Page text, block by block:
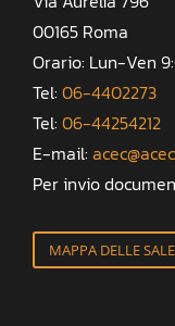
00165 Roma
Orario: Lun-Ven
Tel: 06-4402273
Tel: 06-44254212
E-mail:
Per invio
MAPPA DELLE SALE